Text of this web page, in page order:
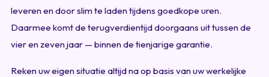
leveren en door slim te laden tijdens goedkope uren.
Daarmee komt de terugverdientijd doorgaans uit tussen de
vier en zeven jaar — binnen de tienjarige garantie.
Reken uw eigen situatie altijd na op basis van uw werkelijke